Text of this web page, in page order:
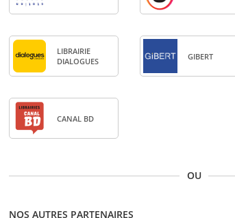
LIBRAI­RIE
DIA­LOGUES
GIBERT
CANAL BD
OU
NOS AUTRES PARTENAIRES